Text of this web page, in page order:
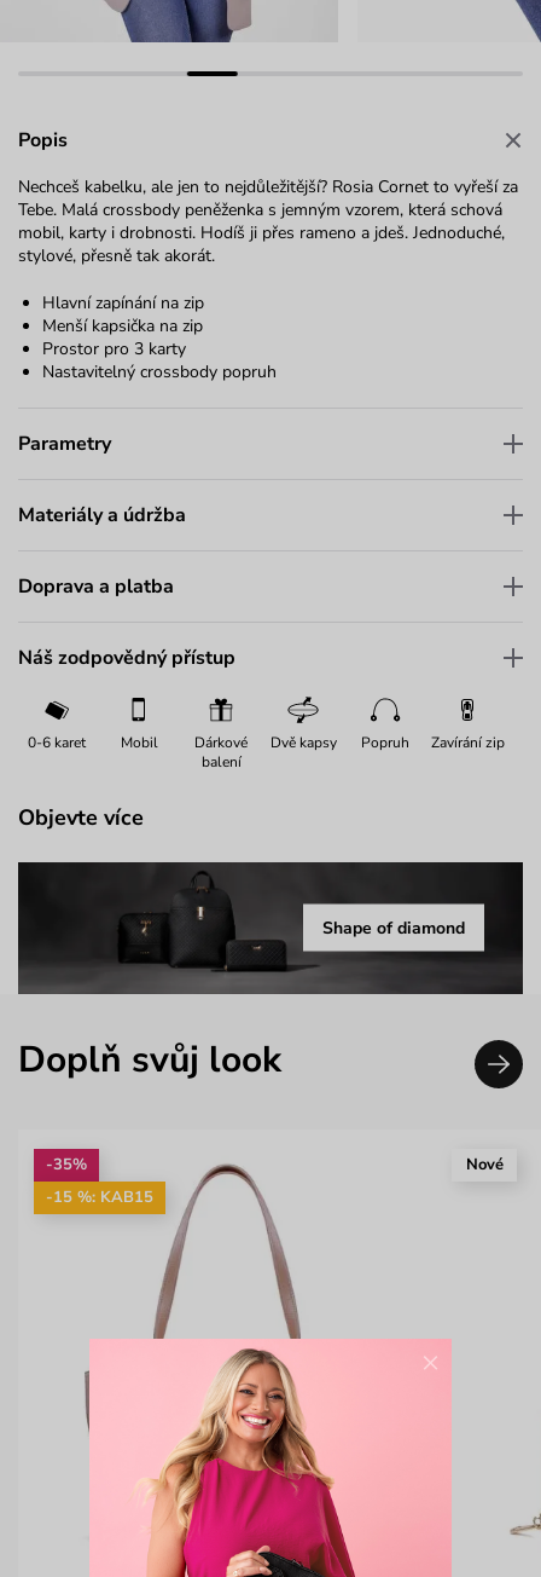
Popis
Nechceš kabelku, ale jen to nejdůležitější? Rosia Cornet to vyřeší za
Tebe. Malá crossbody peněženka s jemným vzorem, která schová
mobil, karty i drobnosti. Hodíš ji přes rameno a jdeš. Jednoduché,
stylové, přesně tak akorát.
Hlavní zapínání na zip
Menší kapsička na zip
Prostor pro 3 karty
Nastavitelný crossbody popruh
Parametry
Materiály a údržba
Doprava a platba
Náš zodpovědný přístup
0-6 karet Mobil
Dárkové
balení
Dvě kapsy Popruh Zavírání zip
Objevte více
Shape of diamond
Doplň svůj look
-35%
-15 %: KAB15
Nové
×